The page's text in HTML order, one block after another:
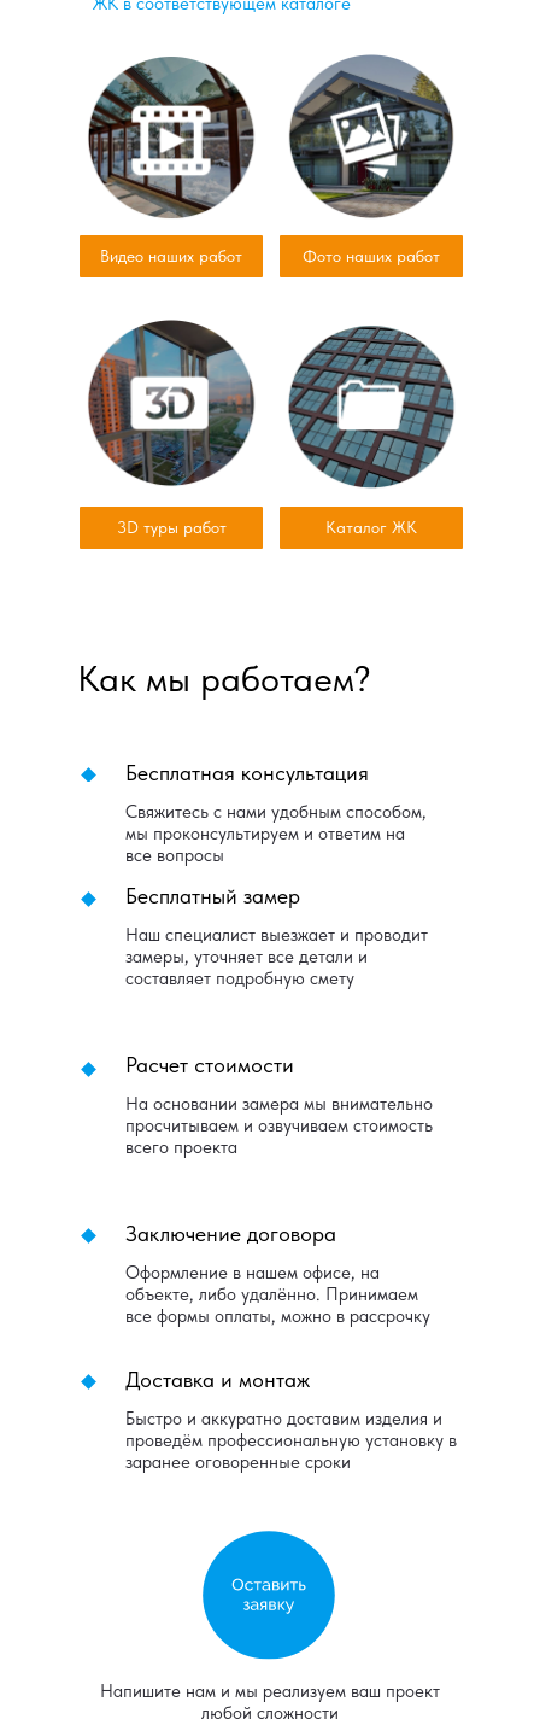
Видео наших работ Фото наших работ
3D туры работ Каталог ЖК
Как мы работаем?
Бесплатная консультация
Свяжитесь с нами удобным способом,
мы проконсультируем и ответим на
все вопросы
Бесплатный замер
Наш специалист выезжает и проводит
замеры, уточняет все детали и
составляет подробную смету
Расчет стоимости
На основании замера мы внимательно
просчитываем и озвучиваем стоимость
всего проекта
Заключение договора
Оформление в нашем офисе, на
объекте, либо удалённо. Принимаем
все формы оплаты, можно в рассрочку
Напишите нам и мы реализуем ваш проект
любой сложности
Доставка и монтаж
Быстро и аккуратно доставим изделия и
проведём профессиональную установку в
заранее оговоренные сроки